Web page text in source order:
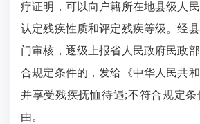
疗证明，可以向户籍所在地县级人
认定残疾性质和评定残疾等级。经
门审核，逐级上报省人民政府民政
合规定条件的，发给《中华人民共
并享受残疾抚恤待遇;不符合规定
由。